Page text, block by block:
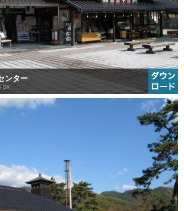
ンター
px